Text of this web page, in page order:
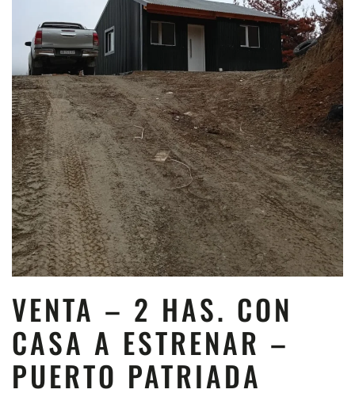
VENTA – 2 HAS. CON
CASA A ESTRENAR –
PUERTO PATRIADA